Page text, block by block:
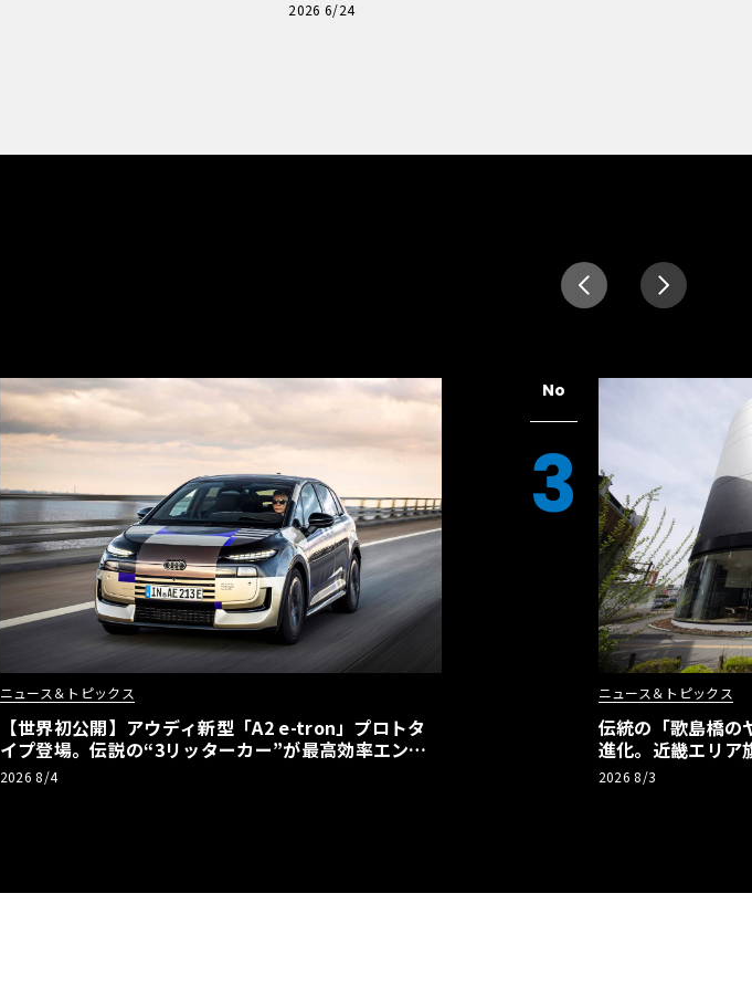
読者一気乗りレポート
2026 6/24
ニュース＆トピックス
【世界初公開】アウディ新型「A2 e-tron」プロトタ
イプ登場。伝説の“3リッターカー”が最高効率エント
リーBEVとして復活【画像38枚】
2026 8/4
No
3
ニュース＆トピックス
伝統の「歌島橋の
進化。近畿エリア
ーアル
2026 8/3